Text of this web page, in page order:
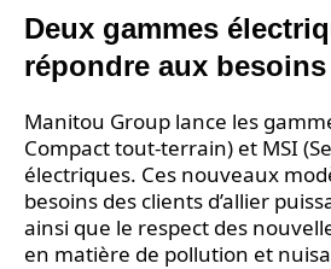
Deux gammes
répondre aux
Manitou Group lance les
Compact tout-terrain) et MSI
électriques. Ces nouveaux
besoins des clients d’allier
ainsi que le respect des
en matière de pollution et